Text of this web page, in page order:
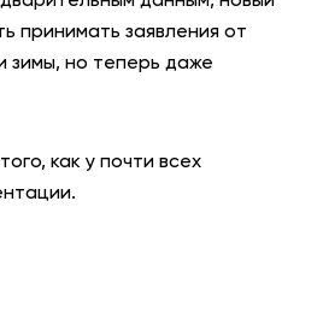
принимать заявления от
но теперь даже
как у почти всех